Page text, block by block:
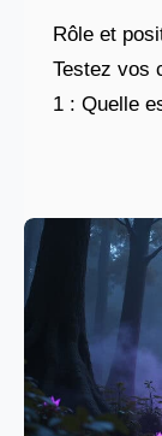
Rôle et
Testez vos
1 : Quelle